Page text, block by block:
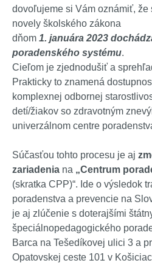
dovoľujeme si Vám oznámiť,
novely školského zákona
dňom 1. januára 2023
poradenského systému.
Cieľom je zjednodušiť a
Prakticky to znamená
komplexnej odbornej
detí/žiakov so zdravotným
univerzálnom centre
Súčasťou tohto procesu je aj
zariadenia na „Centrum
(skratka CPP)“. Ide o výsledok
poradenstva a prevencie na
je aj zlúčenie s doterajšími
špeciálnopedagogického
Barca na Tešedíkovej ulici 3 a
Opatovskej ceste 101 v